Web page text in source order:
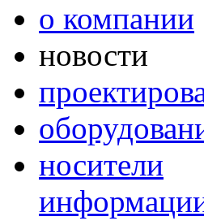
о компании
новости
носители